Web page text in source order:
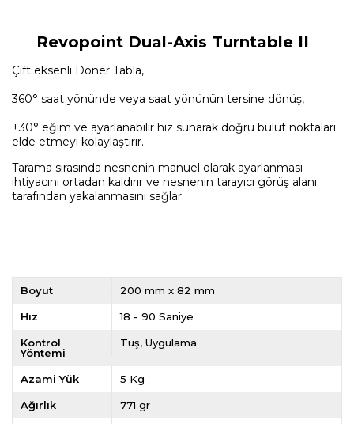
Revopoint Dual-Axis Turntable II
Çift eksenli Döner Tabla,
360° saat yönünde veya saat yönünün tersine dönüş,
±30° eğim ve ayarlanabilir hız sunarak doğru bulut noktaları
elde etmeyi kolaylaştırır.
Tarama sırasında nesnenin manuel olarak ayarlanması
ihtiyacını ortadan kaldırır ve nesnenin tarayıcı görüş alanı
tarafından yakalanmasını sağlar.
Boyut 200 mm x 82 mm
Hız 18 - 90 Saniye
Kontrol
Yöntemi
Tuş Uygulama
Azami Yük 5 Kg
Ağırlık 771 gr